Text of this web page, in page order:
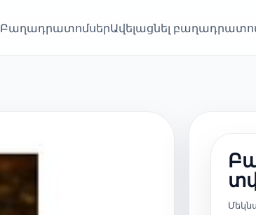
ԲաղադրատոմսերԱվելացնել